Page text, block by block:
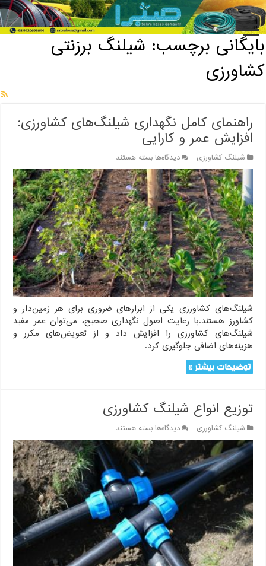
خانه / بایگانی برچسب: شیلنگ برزنتی کشاورزی
بایگانی برچسب: شیلنگ برزنتی
کشاورزی
راهنمای کامل نگهداری شیلنگ‌های کشاورزی:
افزایش عمر و کارایی
شیلنگ کشاورزی دیدگاه‌هابرای
راهنمای
کامل
نگهداری
شیلنگ‌های
کشاورزی:
افزایش
عمر
و
کارایی
بسته هستند
شیلنگ‌های کشاورزی یکی از ابزارهای ضروری برای هر زمین‌دار و
کشاورز هستند.با رعایت اصول نگهداری صحیح، می‌توان عمر مفید
شیلنگ‌های کشاورزی را افزایش داد و از تعویض‌های مکرر و
هزینه‌های اضافی جلوگیری کرد.
توضیحات بیشتر »
توزیع انواع شیلنگ کشاورزی
شیلنگ کشاورزی دیدگاه‌هابرای
توزیع
انواع
شیلنگ
کشاورزی
بسته هستند